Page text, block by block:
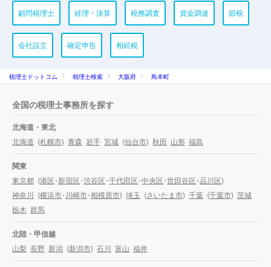
顧問税理士 経理・決算 税務調査 資金調達 節税
会社設立 確定申告 相続税
税理士ドットコム 税理士検索 大阪府 島本町
全国の税理士事務所を探す
北海道・東北
北海道 (札幌市) 青森 岩手 宮城 (仙台市) 秋田 山形 福島
関東
東京都 (港区・新宿区・渋谷区・千代田区・中央区・世田谷区・品川区)
神奈川 (横浜市・川崎市・相模原市) 埼玉 (さいたま市) 千葉 (千葉市) 茨城
栃木 群馬
北陸・甲信越
山梨 長野 新潟 (新潟市) 石川 富山 福井